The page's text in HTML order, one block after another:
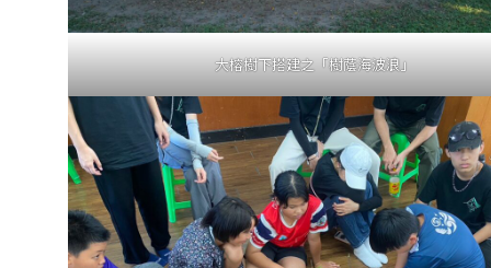
大榕樹下搭建之「樹蔭海波浪」